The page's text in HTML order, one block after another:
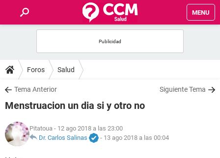
MENU
FOROS
SALUD
NUTRICIÓN
Foros Salud
Tema Anterior Siguiente Tema
Menstruacion un dia si y otro no
Pitatoua - 12 ago 2018 a las 23:00
Dr. Carlos Salinas
- 13 ago 2018 a las 00:04